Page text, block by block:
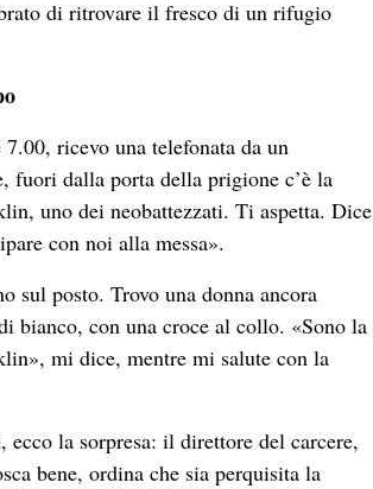
di ritrovare il fresco di un rifugio
ricevo una telefonata da un
fuori dalla porta della prigione c’è la
uno dei neobattezzati. Ti aspetta. Dice
con noi alla messa».
sul posto. Trovo una donna ancora
bianco, con una croce al collo. «Sono la
mi dice, mentre mi salute con la
ecco la sorpresa: il direttore del carcere,
bene, ordina che sia perquisita la